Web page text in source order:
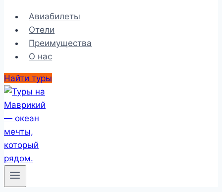
Авиабилеты
Отели
Преимущества
О нас
Найти туры